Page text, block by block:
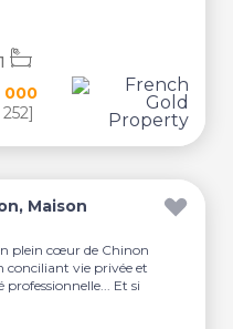
000
1
Maison
plein cœur de Chinon
conciliant vie privée et
professionnelle... Et si